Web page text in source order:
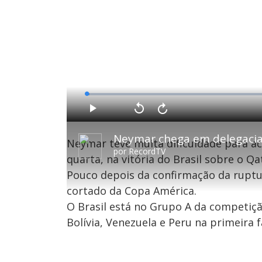
Neymar chega em
porRecordTV
P
l
y
V
o
t
a
r
1
0
s
g
n
d
s
A
v
n
ç
a
r
1
0
e
u
n
o
L
o
a
d
e
0
.
6
%
Neymar teve muita dificuldade para
quarta, na vitória do Brasil sobre o
Pouco depois da confirmação da
cortado da Copa América.
O Brasil está no Grupo A da
Bolívia, Venezuela e Peru na primeira